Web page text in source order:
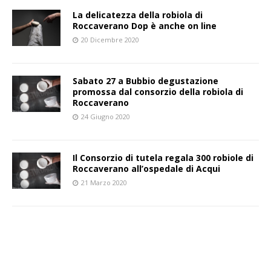
La delicatezza della robiola di
Roccaverano Dop è anche on line
20 Dicembre 2020
Sabato 27 a Bubbio degustazione
promossa dal consorzio della robiola di
Roccaverano
24 Giugno 2020
Il Consorzio di tutela regala 300 robiole di
Roccaverano all’ospedale di Acqui
21 Marzo 2020